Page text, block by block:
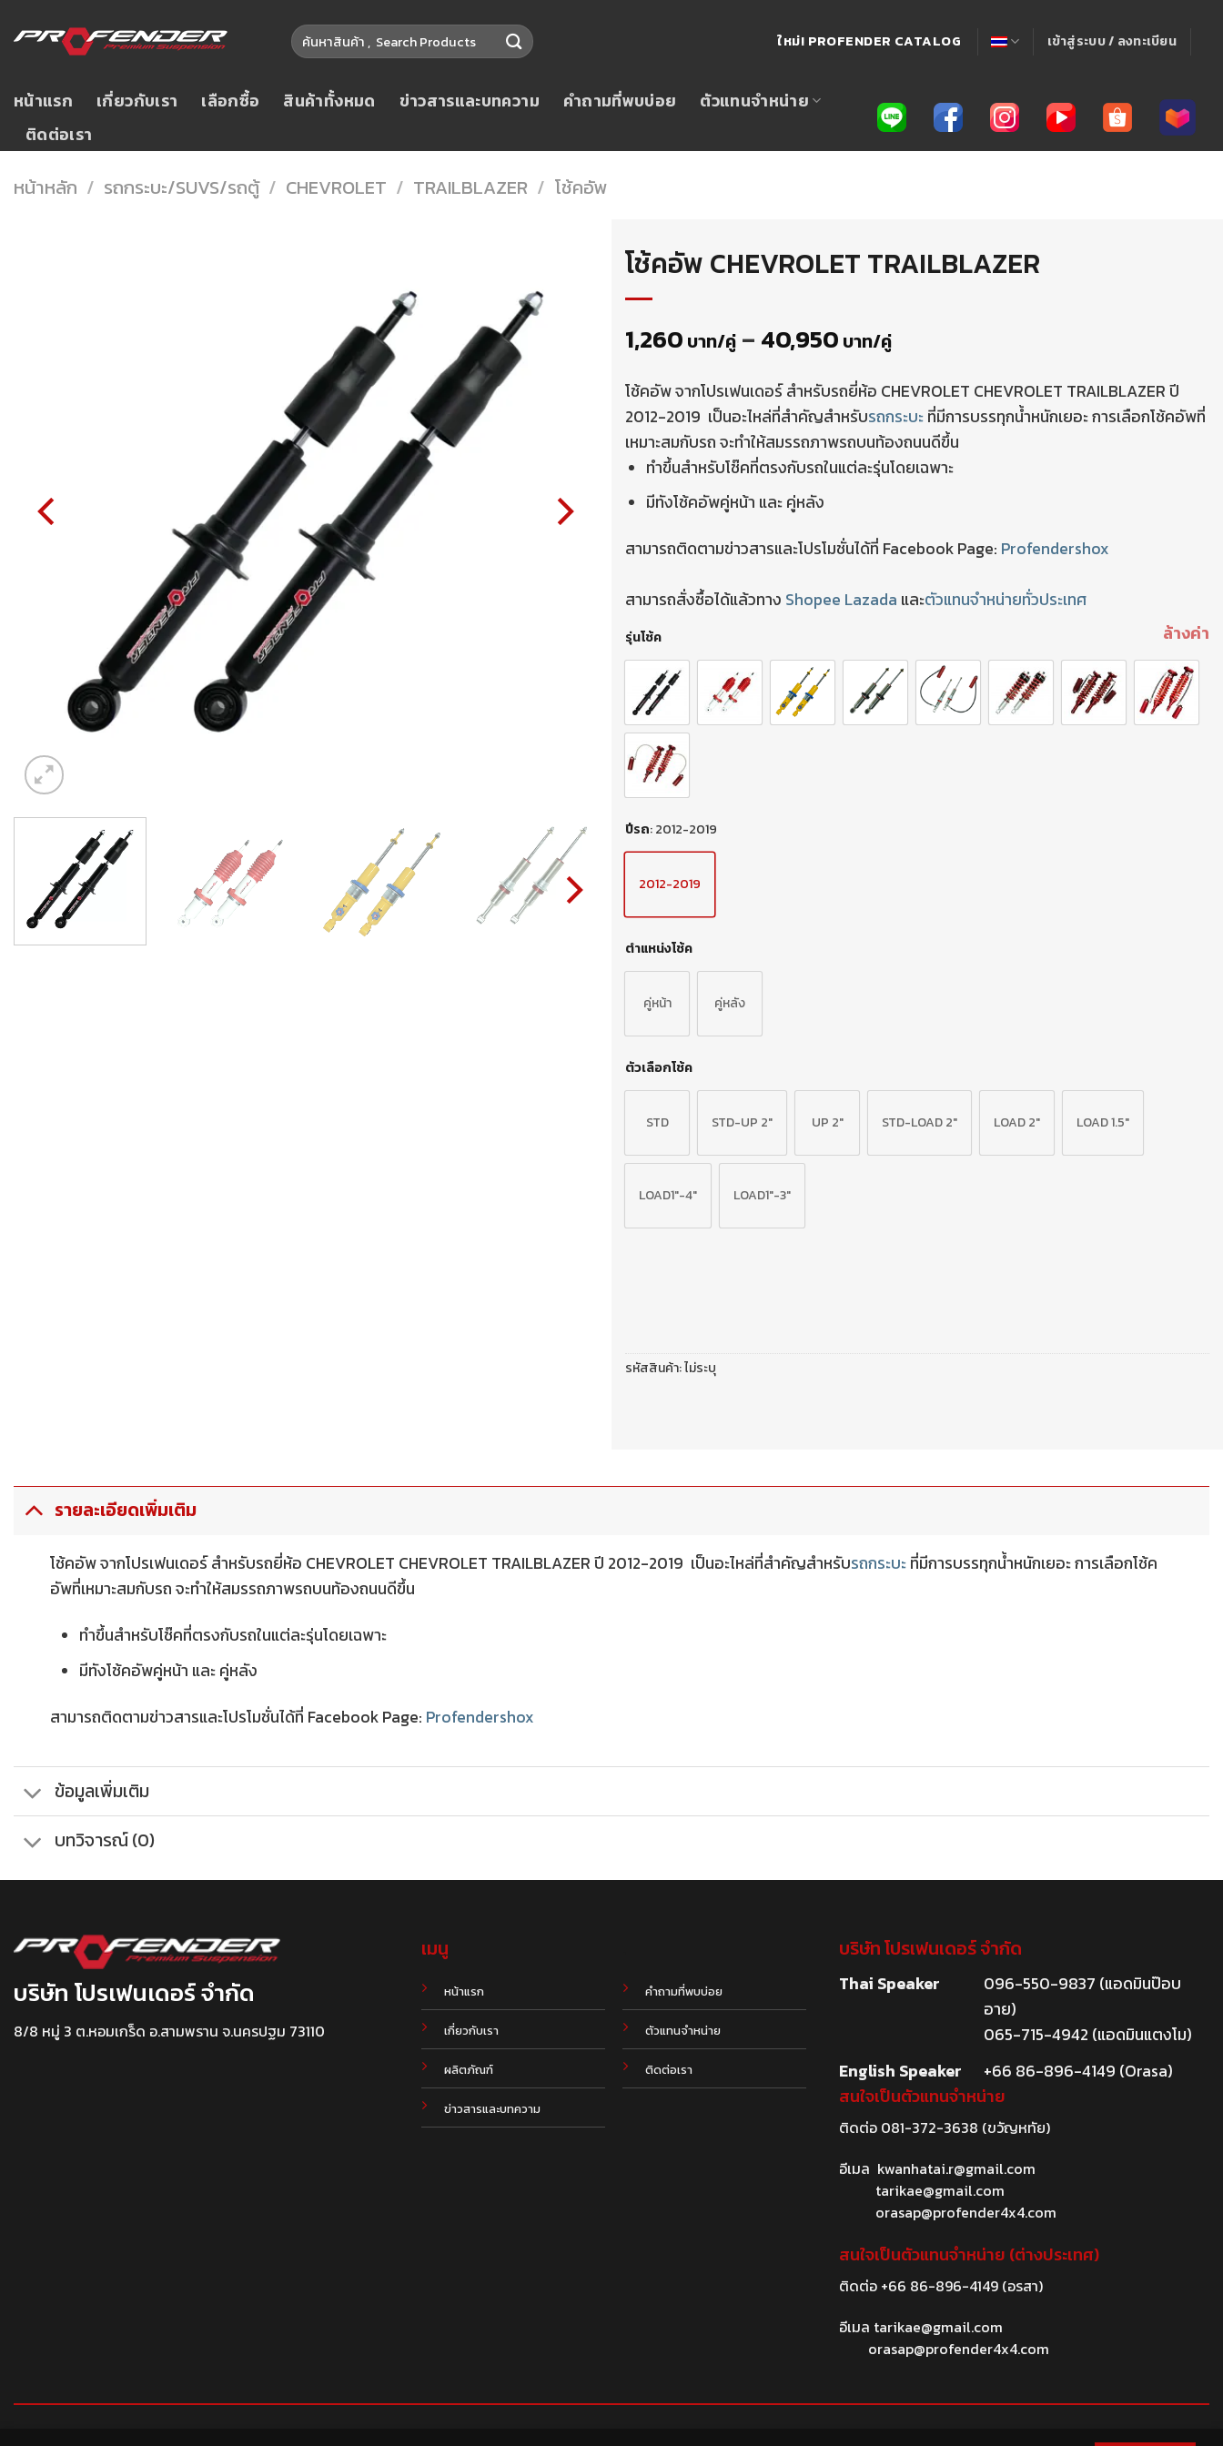
to
ค้นหา: ใหม่! PROFENDER CATALOG เข้าสู่ระบบ / ลงทะเบียน
หน้าแรก เกี่ยวกับเรา เลือกซื้อ สินค้าทั้งหมด ข่าวสารและบทความ คำถามที่พบบ่อย
ตัวแทนจำหน่าย
ติดต่อเรา
หน้าหลัก / รถกระบะ/SUVS/รถตู้ / CHEVROLET / TRAILBLAZER / โช้คอัพ
โช้คอัพ CHEVROLET TRAILBLAZER
1,260 บาท/คู่ – 40,950 บาท/คู่
โช้คอัพ จากโปรเฟนเดอร์ สำหรับรถยี่ห้อ CHEVROLET CHEVROLET TRAILBLAZER ปี
2012-2019 เป็นอะไหล่ที่สำคัญสำหรับรถกระบะที่มีการบรรทุกน้ำหนักเยอะ การเลือกโช้คอัพที่
เหมาะสมกับรถ จะทำให้สมรรถภาพรถบนท้องถนนดีขึ้น
ทำขึ้นสำหรับโช๊คที่ตรงกับรถในแต่ละรุ่นโดยเฉพาะ
มีทังโช้คอัพคู่หน้า และ คู่หลัง
สามารถติดตามข่าวสารและโปรโมชั่นได้ที่ Facebook Page: Profendershox
สามารถสั่งซื้อได้แล้วทาง Shopee Lazada และตัวแทนจำหน่ายทั่วประเทศ
รุ่นโช้ค
ปีรถ:2012-2019
2012-2019
ตำแหน่งโช้ค
คู่หน้า คู่หลัง
ตัวเลือกโช้ค
STD STD-UP 2" UP 2" STD-LOAD 2" LOAD 2" LOAD 1.5"
LOAD1"-4" LOAD1"-3"
ล้างค่า
รหัสสินค้า:ไม่ระบุ
รายละเอียดเพิ่มเติม
โช้คอัพ จากโปรเฟนเดอร์ สำหรับรถยี่ห้อ CHEVROLET CHEVROLET TRAILBLAZER ปี 2012-2019 เป็นอะไหล่ที่สำคัญสำหรับรถกระบะที่มีการบรรทุกน้ำหนักเยอะ การเลือกโช้ค
อัพที่เหมาะสมกับรถ จะทำให้สมรรถภาพรถบนท้องถนนดีขึ้น
ทำขึ้นสำหรับโช๊คที่ตรงกับรถในแต่ละรุ่นโดยเฉพาะ
มีทังโช้คอัพคู่หน้า และ คู่หลัง
สามารถติดตามข่าวสารและโปรโมชั่นได้ที่ Facebook Page: Profendershox
ข้อมูลเพิ่มเติม
บทวิจารณ์ (0)
บริษัท โปรเฟนเดอร์ จำกัด
8/8 หมู่ 3 ต.หอมเกร็ด อ.สามพราน จ.นครปฐม 73110
เมนู
หน้าแรก
เกี่ยวกับเรา
ผลิตภัณฑ์
ข่าวสารและบทความ
คำถามที่พบบ่อย
ตัวแทนจำหน่าย
ติดต่อเรา
บริษัท โปรเฟนเดอร์ จำกัด
Thai Speaker
096-550-9837 (แอดมินป๊อบ
อาย)
065-715-4942 (แอดมินแตงโม)
English Speaker
+66 86-896-4149 (Orasa)
สนใจเป็นตัวแทนจำหน่าย
ติดต่อ 081-372-3638 (ขวัญหทัย)
อีเมล kwanhatai.r@gmail.com
tarikae@gmail.com
orasap@profender4x4.com
สนใจเป็นตัวแทนจำหน่าย (ต่างประเทศ)
ติดต่อ +66 86-896-4149(อรสา)
อีเมล tarikae@gmail.com
orasap@profender4x4.com